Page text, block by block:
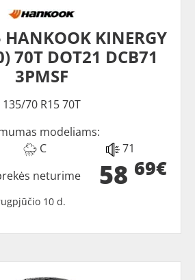
KINERGY
70T DOT21 DCB71
3PMSF
135/70 R15 70T
modeliams:
C 71
58 69€
neturime
10 d.